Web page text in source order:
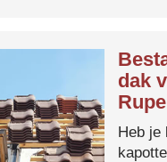
dak
Heb je